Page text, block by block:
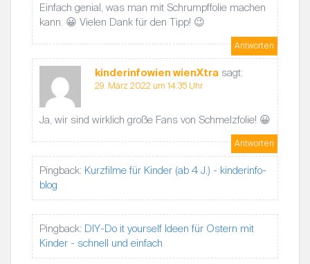
Einfach genial, was man mit Schrumpffolie machen
kann. 😀 Vielen Dank für den Tipp! 😉
Antworten
kinderinfowien wienXtra sagt:
29. März 2022 um 14:35 Uhr
Ja, wir sind wirklich große Fans von Schmelzfolie! 😀
Antworten
Pingback: Kurzfilme für Kinder (ab 4 J.) - kinderinfo-
blog
Pingback: DIY-Do it yourself Ideen für Ostern mit
Kinder - schnell und einfach